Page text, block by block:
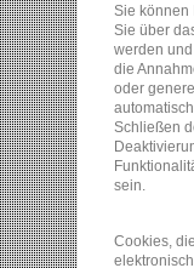
Sie können
Sie über
werden
die
oder
Schließen
sein.
Cookies,